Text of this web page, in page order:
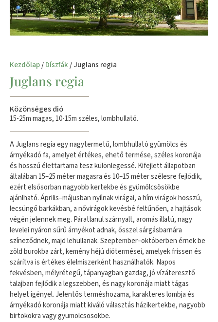
Kezdőlap/Díszfák/ Juglans regia
Juglans regia
Közönséges dió
15-25m magas, 10-15m széles, lombhullató.
A Juglans regia egy nagytermetű, lombhullató gyümölcs és
árnyékadó fa, amelyet értékes, ehető termése, széles koronája
és hosszú élettartama tesz különlegessé. Kifejlett állapotban
általában 15–25 méter magasra és 10–15 méter szélesre fejlődik,
ezért elsősorban nagyobb kertekbe és gyümölcsösökbe
ajánlható. Április–májusban nyílnak virágai, a hím virágok hosszú,
lecsüngő barkákban, a nővirágok kevésbé feltűnően, a hajtások
végén jelennek meg. Páratlanul szárnyalt, aromás illatú, nagy
levelei nyáron sűrű árnyékot adnak, ősszel sárgásbarnára
színeződnek, majd lehullanak. Szeptember–októberben érnek be
zöld burokba zárt, kemény héjú diótermései, amelyek frissen és
szárítva is értékes élelmiszerként használhatók. Napos
fekvésben, mélyrétegű, tápanyagban gazdag, jó vízáteresztő
talajban fejlődik a legszebben, és nagy koronája miatt tágas
helyet igényel. Jelentős terméshozama, karakteres lombja és
árnyékadó koronája miatt kiváló választás házikertekbe, nagyobb
birtokokra vagy gyümölcsösökbe.